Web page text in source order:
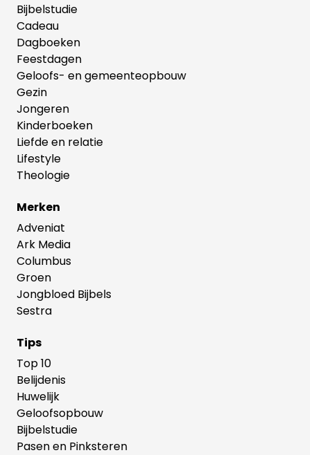
Bijbelstudie
Cadeau
Dagboeken
Feestdagen
Geloofs- en gemeenteopbouw
Gezin
Jongeren
Kinderboeken
Liefde en relatie
Lifestyle
Theologie
Merken
Adveniat
Ark Media
Columbus
Groen
Jongbloed Bijbels
Sestra
Tips
Top 10
Belijdenis
Huwelijk
Geloofsopbouw
Bijbelstudie
Pasen en Pinksteren